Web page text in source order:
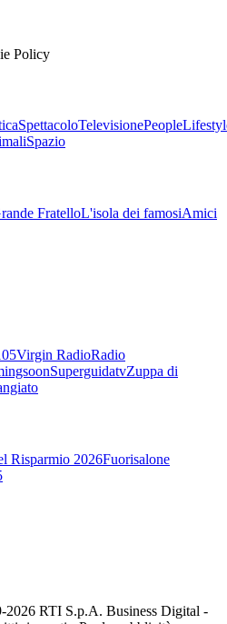
Policy
SpettacoloTelevisionePeople
Spazio
FratelloL'isola dei famosiAmici
Virgin RadioRadio
SuperguidatvZuppa di
Risparmio 2026Fuorisalone
2026 RTI S.p.A. Business Digital -